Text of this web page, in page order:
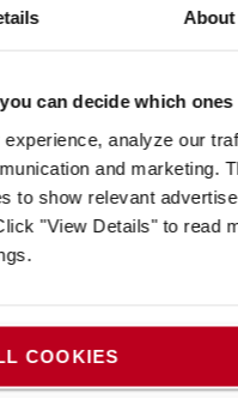
About
can decide which ones
analyze our
and marketing.
to show relevant
"View Details" to read
COOKIES